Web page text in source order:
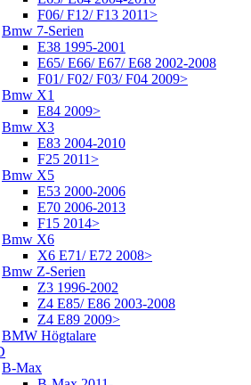
F06/ F12/ F13 2011>
Bmw 7-Serien
E38 1995-2001
E65/ E66/ E67/ E68 2002-2008
F01/ F02/ F03/ F04 2009>
Bmw X1
E84 2009>
Bmw X3
E83 2004-2010
F25 2011>
Bmw X5
E53 2000-2006
E70 2006-2013
F15 2014>
Bmw X6
X6 E71/ E72 2008>
Bmw Z-Serien
Z3 1996-2002
Z4 E85/ E86 2003-2008
Z4 E89 2009>
BMW Högtalare
B-Max